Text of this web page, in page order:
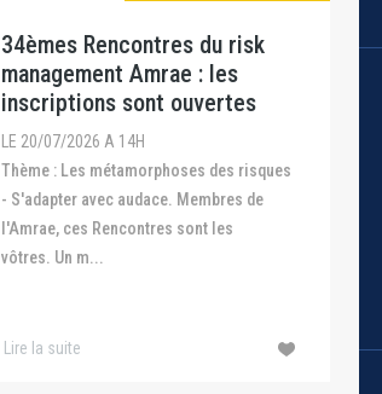
34èmes Rencontres du risk
management Amrae : les
inscriptions sont ouvertes
LE 20/07/2026 A 14H
Thème : Les métamorphoses des risques
- S'adapter avec audace. Membres de
l'Amrae, ces Rencontres sont les
vôtres. Un m...
Lire la suite